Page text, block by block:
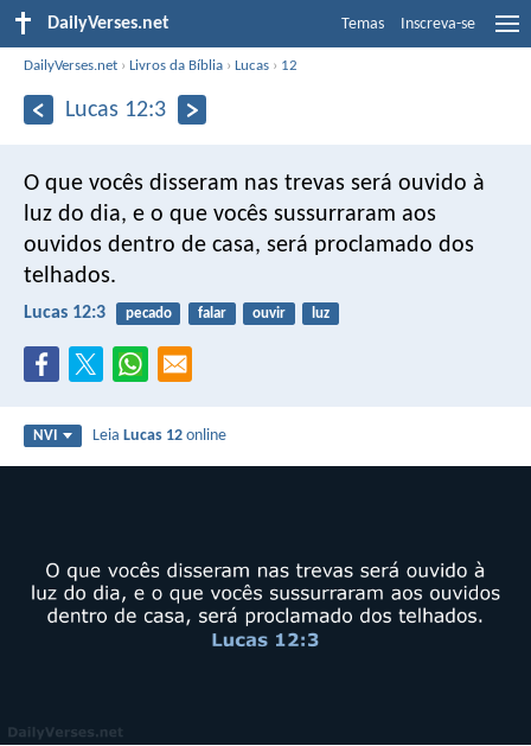
DailyVerses.net Temas Inscreva-se
DailyVerses.net ›Livros da Bíblia ›Lucas › 12
Lucas 12:3
O que vocês disseram nas trevas será ouvido à
luz do dia, e o que vocês sussurraram aos
ouvidos dentro de casa, será proclamado dos
telhados.
Lucas 12:3 pecado falar ouvir luz
NVI LeiaLucas 12 online